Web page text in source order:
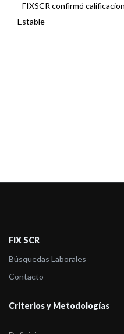
- FIXSCR confirmó
Estable
FIX SCR
Búsquedas Laborales
Contacto
Criterios y Metodologías